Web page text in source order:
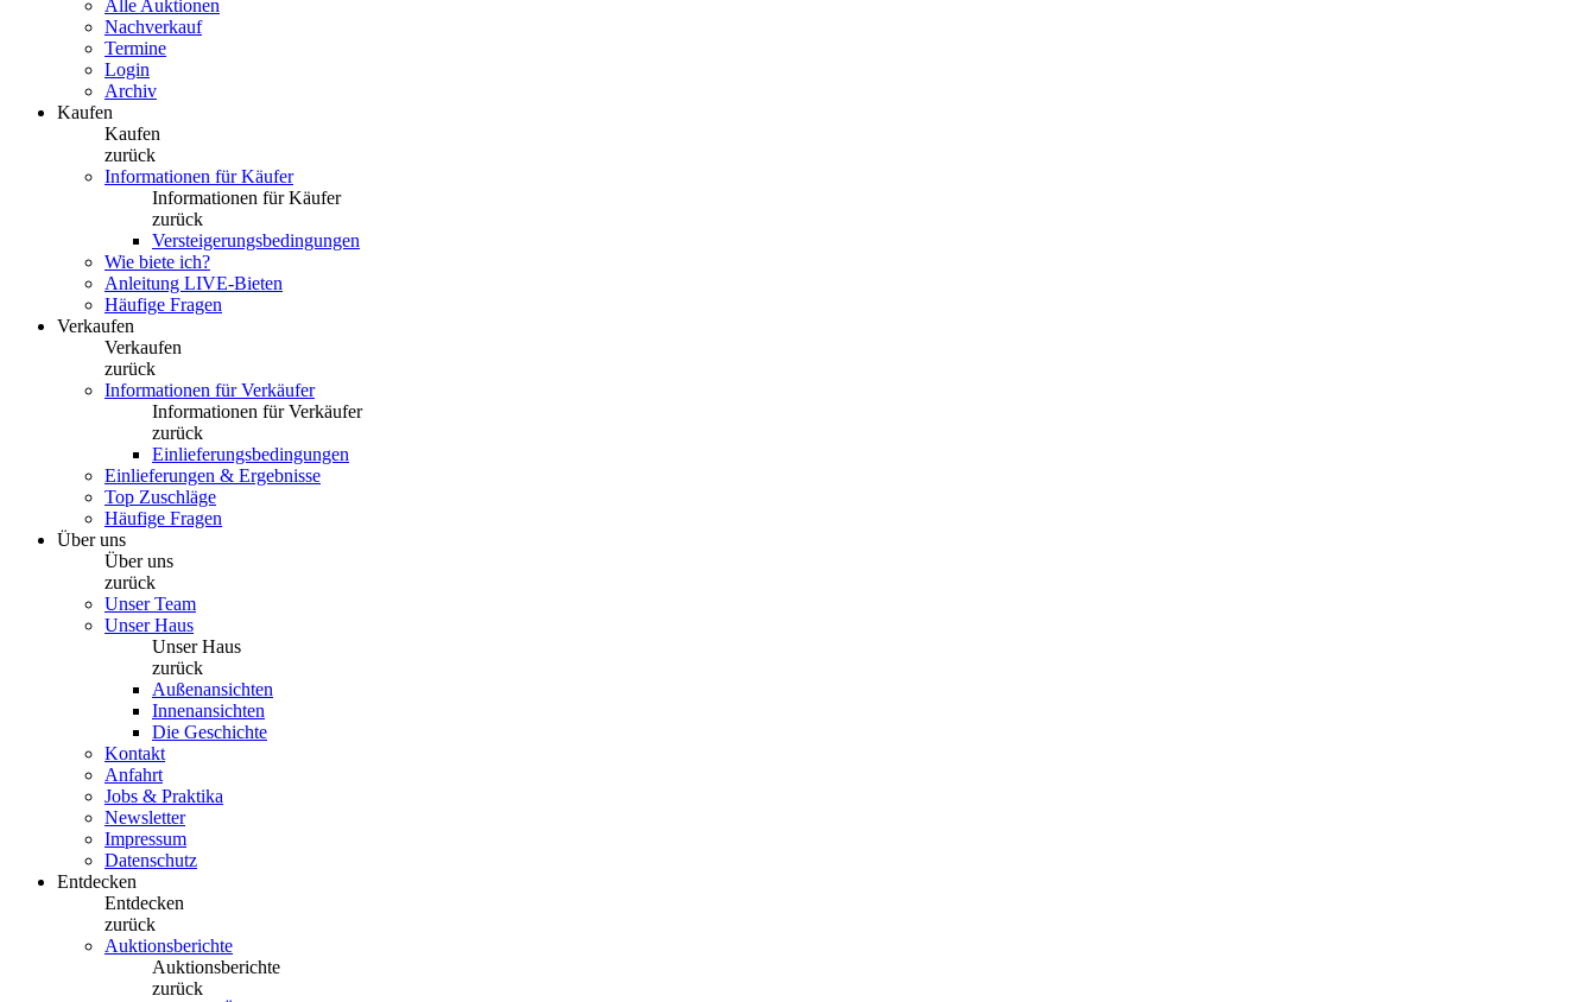
Alle Auktionen
Nachverkauf
Termine
Login
Archiv
Kaufen
Kaufen
zurück
Informationen für Käufer
Informationen für Käufer
zurück
Versteigerungsbedingungen
Wie biete ich?
Anleitung LIVE-Bieten
Häufige Fragen
Verkaufen
Verkaufen
zurück
Informationen für Verkäufer
Informationen für Verkäufer
zurück
Einlieferungsbedingungen
Einlieferungen & Ergebnisse
Top Zuschläge
Häufige Fragen
Über uns
Über uns
zurück
Unser Team
Unser Haus
Unser Haus
zurück
Außenansichten
Innenansichten
Die Geschichte
Kontakt
Anfahrt
Jobs & Praktika
Newsletter
Impressum
Datenschutz
Entdecken
Entdecken
zurück
Auktionsberichte
Auktionsberichte
zurück